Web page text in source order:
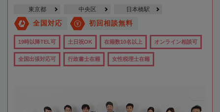
東京都 中央区 日本橋駅
全国対応 初回相談無料
19時以降TEL可 土日祝OK 在籍数10名以上 オンライン相談可
全国出張対応可 行政書士在籍 女性税理士在籍